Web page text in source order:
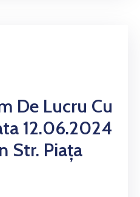
De Lucru Cu
12.06.2024
Str. Piața